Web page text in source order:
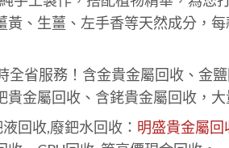
、生薑、左手香等天然成分，每
全省服務！含金貴金屬回收、金
金屬回收、含銠貴金屬回收，大
回收,廢鈀水回收： 明盛貴金屬回